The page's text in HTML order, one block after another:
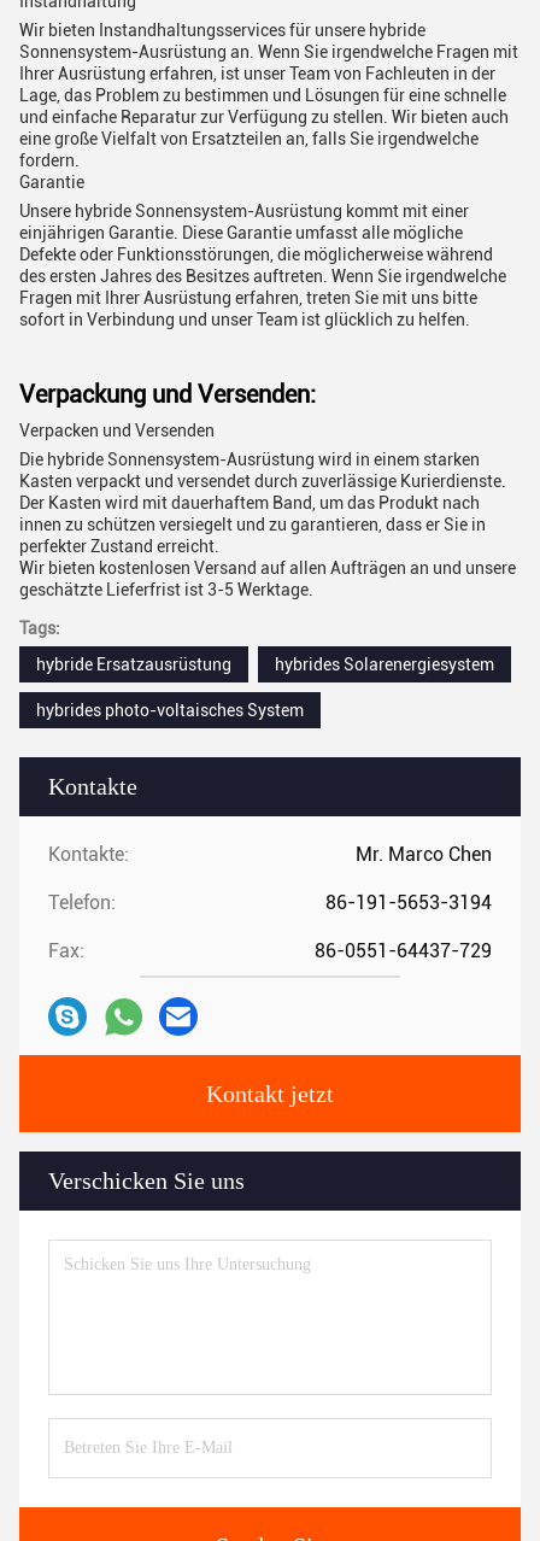
Kontakte
Kontakte: Mr. Marco Chen
Telefon: 86-191-5653-3194
Fax: 86-0551-64437-729
Kontakt jetzt
Verschicken Sie uns
Wir bieten Instandhaltungsservices für unsere hybride
Sonnensystem-Ausrüstung an. Wenn Sie irgendwelche Fragen mit
Ihrer Ausrüstung erfahren, ist unser Team von Fachleuten in der
Lage, das Problem zu bestimmen und Lösungen für eine schnelle
und einfache Reparatur zur Verfügung zu stellen. Wir bieten auch
eine große Vielfalt von Ersatzteilen an, falls Sie irgendwelche
fordern.
Garantie
Unsere hybride Sonnensystem-Ausrüstung kommt mit einer
einjährigen Garantie. Diese Garantie umfasst alle mögliche
Defekte oder Funktionsstörungen, die möglicherweise während
des ersten Jahres des Besitzes auftreten. Wenn Sie irgendwelche
Fragen mit Ihrer Ausrüstung erfahren, treten Sie mit uns bitte
sofort in Verbindung und unser Team ist glücklich zu helfen.
Verpackung und Versenden:
Verpacken und Versenden
Die hybride Sonnensystem-Ausrüstung wird in einem starken
Kasten verpackt und versendet durch zuverlässige Kurierdienste.
Der Kasten wird mit dauerhaftem Band, um das Produkt nach
innen zu schützen versiegelt und zu garantieren, dass er Sie in
perfekter Zustand erreicht.
Wir bieten kostenlosen Versand auf allen Aufträgen an und unsere
geschätzte Lieferfrist ist 3-5 Werktage.
Tags:
hybride Ersatzausrüstung
hybrides Solarenergiesystem
hybrides photo-voltaisches System